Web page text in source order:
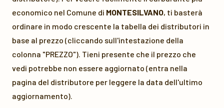
economico nel Comune di MONTESILVANO, ti basterà
ordinare in modo crescente la tabella dei distributori in
base al prezzo (cliccando sull'intestazione della
colonna "PREZZO"). Tieni presente che il prezzo che
vedi potrebbe non essere aggiornato (entra nella
pagina del distributore per leggere la data dell'ultimo
aggiornamento).